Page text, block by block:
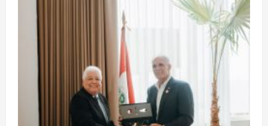
presidente
Frank-
Walter
Steinmeier